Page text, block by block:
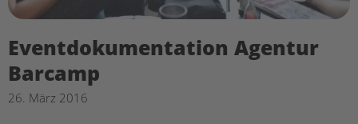
Eventdokumentation Agentur
Barcamp
26. März 2016